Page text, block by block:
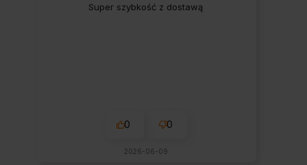
Super szybkość z dostawą
0 0
2026-06-09